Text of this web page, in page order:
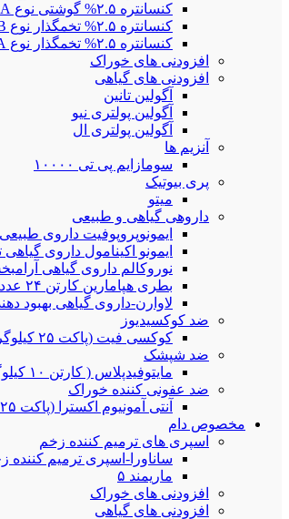
کنسانتره ۲.۵% گوشتی نوع A
کنسانتره ۲.۵% تخمگذار نوع B
کنسانتره ۲.۵% تخمگذار نوع A
افزودنی های خوراک
افزودنی های گیاهی
آگولین تانین
آگولین پولتری نیو
آگولین پولتری ال
آنزیم ها
سومازایم پی تی ۱۰۰۰۰
پری بیوتیک
میتو
داروهی گیاهی و طبیعی
ایمونوپروپوفیت داروی طبیعی
ایمونو اکینامول داروی گیاهی
نوروکالم داروی گیاهی آرامبخش و ضد
بطری هپامارین کارتن ۲۴ عددی
لاوارن-داروی گیاهی بهبود دهنده
ضد کوکسیدیوز
کوکسی فیت (پاکت ۲۵ کیلوگرمی)
ضد شپشک
مایتوفیدپلاس ( کارتن ۱۰ کیلوگرمی)
ضد عفونی کننده خوراک
آنتی آمونیوم اکسترا (پاکت ۲۵ کیلوگرمی)
مخصوص دام
اسپری های ترمیم کننده زخم
ساناورا-اسپری ترمیم کننده
ماریمند ۵
افزودنی های خوراک
افزودنی های گیاهی